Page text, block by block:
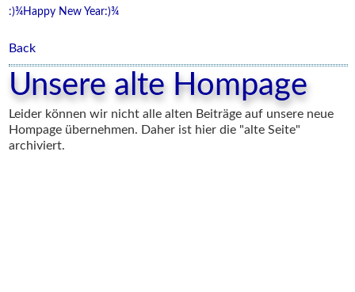
:)¾Happy New Year:)¾
Back
Unsere alte Hompage
Leider können wir nicht alle alten Beiträge auf unsere neue
Hompage übernehmen. Daher ist hier die "alte Seite"
archiviert.